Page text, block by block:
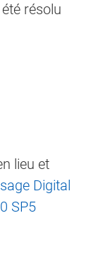
résolu
lieu et
Digital
SP5